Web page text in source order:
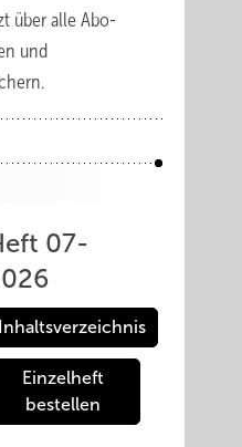
über alle Abo-
und
07-
Inhaltsverzeichnis
Einzelheft
bestellen